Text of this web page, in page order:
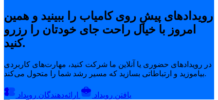
رویدادهای پیشِ روی کامیاب را ببینید و همین
امروز با خیال راحت جای خودتان را رزرو
کنید.
در رویدادهای حضوری یا آنلاین ما شرکت کنید، مهارت‌های کاربردی
بیاموزید و ارتباطاتی بسازید که مسیر رشد شما را متحول می‌کند.
یافتن رویداد ارائه‌دهندگان رویداد